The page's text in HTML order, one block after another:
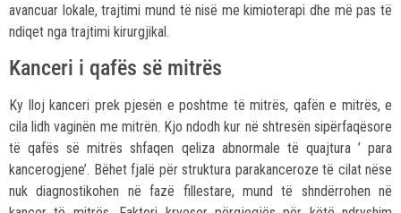
avancuar lokale, trajtimi mund të nisë me kimioterapi dhe më pas të
ndiqet nga trajtimi kirurgjikal.
Kanceri i qafës së mitrës
Ky lloj kanceri prek pjesën e poshtme të mitrës, qafën e mitrës, e
cila lidh vaginën me mitrën. Kjo ndodh kur në shtresën sipërfaqësore
të qafës së mitrës shfaqen qeliza abnormale të quajtura ’ para
kancerogjene’. Bëhet fjalë për struktura parakanceroze të cilat nëse
nuk diagnostikohen në fazë fillestare, mund të shndërrohen në